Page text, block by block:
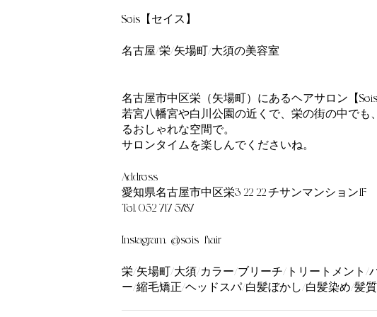
Seis【セイス】
名古屋/栄/矢場町/大須の美容室
名古屋市中区栄（矢場町）にあるヘアサロン【Seis
若宮八幡宮や白川公園の近くで、栄の街の中で
るおしゃれな空間で。
サロンタイムを楽しんでくださいね。
Address
愛知県名古屋市中区栄3-22-22 チサンマンション1F
Tel. 052-717-5787
Instagram. @seis_hair
栄/矢場町/大須/カラー/ブリーチ/トリートメント/
ー/縮毛矯正/ヘッドスパ/白髪ぼかし/白髪染め/髪